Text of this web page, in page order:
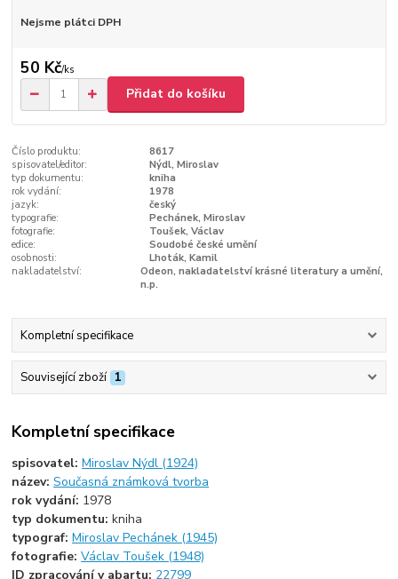
Nejsme plátci DPH
50 Kč/ks
Přidat do košíku
Číslo produktu:
8617
spisovatel/editor:
Nýdl, Miroslav
typ dokumentu:
kniha
rok vydání:
1978
jazyk:
český
typografie:
Pechánek, Miroslav
fotografie:
Toušek, Václav
edice:
Soudobé české umění
osobnosti:
Lhoták, Kamil
nakladatelství:
Odeon, nakladatelství krásné literatury a umění,
n.p.
Kompletní specifikace
Související zboží 1
Kompletní specifikace
spisovatel:Miroslav Nýdl (1924)
název:Současná známková tvorba
rok vydání: 1978
typ dokumentu:kniha
typograf:Miroslav Pechánek (1945)
fotografie:Václav Toušek (1948)
ID zpracování v abartu: 22799